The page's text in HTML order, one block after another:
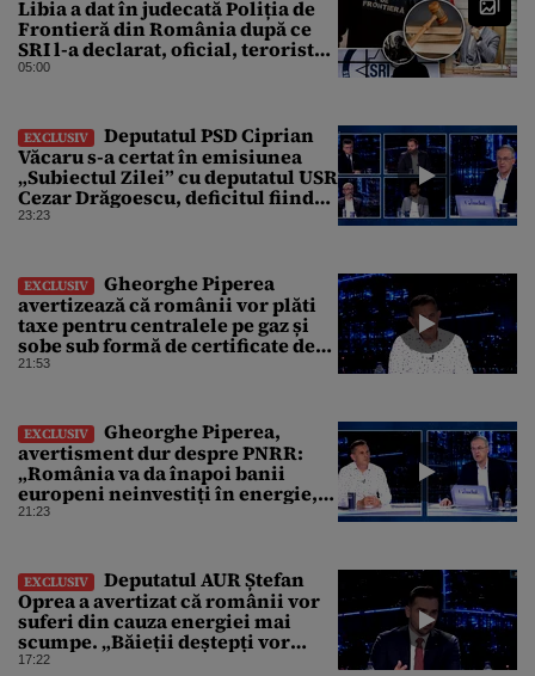
Libia a dat în judecată Poliția de
Frontieră din România după ce
SRI l-a declarat, oficial, terorist
ISIS
05:00
EXCLUSIV
Deputatul PSD Ciprian
Văcaru s-a certat în emisiunea
„Subiectul Zilei” cu deputatul USR
Cezar Drăgoescu, deficitul fiind
motivul scandalului
23:23
EXCLUSIV
Gheorghe Piperea
avertizează că românii vor plăti
taxe pentru centralele pe gaz și
sobe sub formă de certificate de
CO2
21:53
EXCLUSIV
Gheorghe Piperea,
avertisment dur despre PNRR:
„România va da înapoi banii
europeni neinvestiți în energie,
chiar dacă a închis centralele pe
21:23
EXCLUSIV
Deputatul AUR Ștefan
Oprea a avertizat că românii vor
suferi din cauza energiei mai
scumpe. „Băieții deștepți vor
specula și după vor crește
17:22